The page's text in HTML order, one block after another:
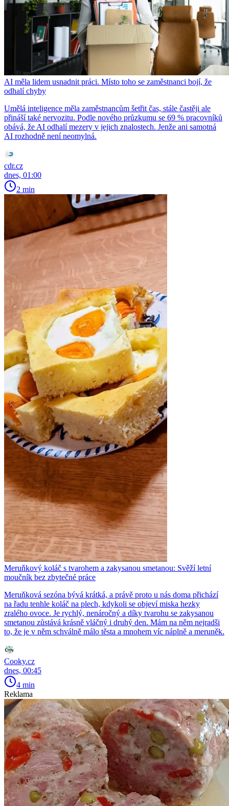
AI měla lidem usnadnit práci. Místo toho se zaměstnanci bojí, že
odhalí chyby
Umělá inteligence měla zaměstnancům šetřit čas, stále častěji ale
přináší také nervozitu. Podle nového průzkumu se 69 % pracovníků
obává, že AI odhalí mezery v jejich znalostech. Jenže ani samotná
AI rozhodně není neomylná.
cdr.cz
dnes, 01:00
2 min
Meruňkový koláč s tvarohem a zakysanou smetanou: Svěží letní
moučník bez zbytečné práce
Meruňková sezóna bývá krátká, a právě proto u nás doma přichází
na řadu tenhle koláč na plech, kdykoli se objeví miska hezky
zralého ovoce. Je rychlý, nenáročný a díky tvarohu se zakysanou
smetanou zůstává krásně vláčný i druhý den. Mám na něm nejradši
to, že je v něm schválně málo těsta a mnohem víc náplně a meruněk.
Cooky.cz
dnes, 00:45
4 min
Reklama